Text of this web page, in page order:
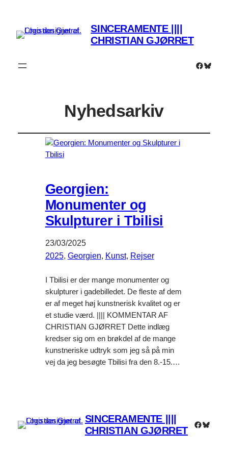
SINCERAMENTE ||||
CHRISTIAN GJØRRET
Nyhedsarkiv
Georgien:
Monumenter og
Skulpturer i Tbilisi
23/03/2025
2025, Georgien‎, Kunst, Rejser
I Tbilisi er der mange monumenter og
skulpturer i gadebilledet. De fleste af dem
er af meget høj kunstnerisk kvalitet og er
et studie værd. |||| KOMMENTAR AF
CHRISTIAN GJØRRET Dette indlæg
kredser sig om en brøkdel af de mange
kunstneriske udtryk som jeg så på min
vej da jeg besøgte Tbilisi fra den 8.-15.…
SINCERAMENTE ||||
CHRISTIAN GJØRRET